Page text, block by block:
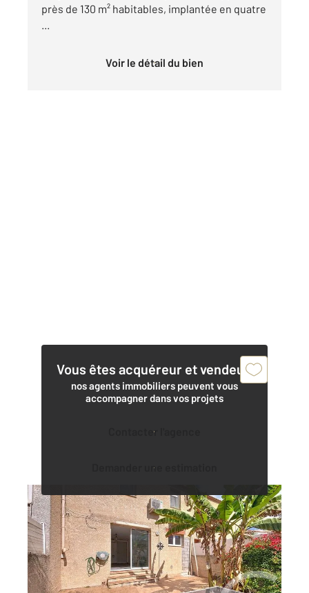
près de 130 m² habitables, implantée en quatre
Voir le détail du bien
Vous êtes acquéreur et vendeur,
nos agents immobiliers peuvent vous
accompagner dans vos projets
Contacter l'agence
Demander une estimation
LE GRAU D AGDE 34
75,23 m2, 4 pièces
Ref : 3877
Maison à vendre
267 500 €